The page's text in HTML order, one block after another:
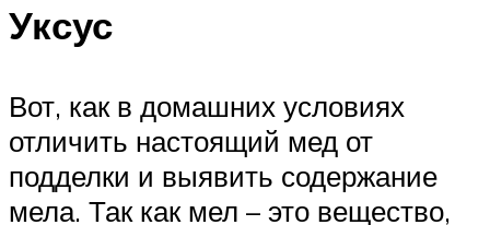
Уксус
Вот, как в домашних условиях
отличить настоящий мед от
подделки и выявить содержание
мела. Так как мел – это вещество,